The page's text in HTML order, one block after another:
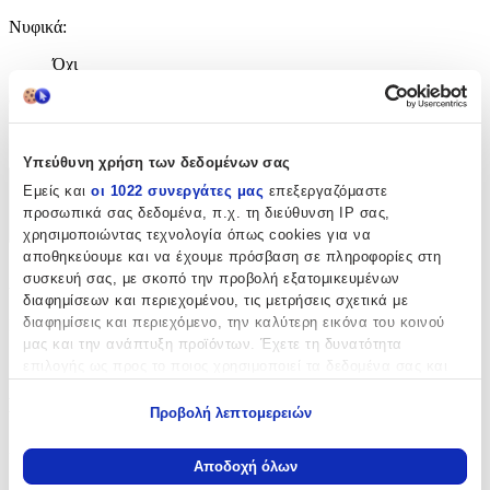
Υπεύθυνη χρήση των δεδομένων σας
Εμείς και οι 1022 συνεργάτες μας επεξεργαζόμαστε
προσωπικά σας δεδομένα, π.χ. τη διεύθυνση IP σας,
χρησιμοποιώντας τεχνολογία όπως cookies για να
αποθηκεύουμε και να έχουμε πρόσβαση σε πληροφορίες στη
συσκευή σας, με σκοπό την προβολή εξατομικευμένων
διαφημίσεων και περιεχομένου, τις μετρήσεις σχετικά με
διαφημίσεις και περιεχόμενο, την καλύτερη εικόνα του κοινού
μας και την ανάπτυξη προϊόντων. Έχετε τη δυνατότητα
Να συλλέξουμε πληροφορίες σχετικά με τη γεωγραφική
σας τοποθεσία, οι οποίες μπορεί να είναι ακριβείς σε
Προβολή λεπτομερειών
Αποδοχή όλων
Νυφικά:
Όχι
Clip:
Χαρακτηριστικά
+
Χαρακτηριστικά
Κατασκευαστής:
Βασικά Χαρακτηριστικά
Χρώμα Υλικού:
Κίτρινο